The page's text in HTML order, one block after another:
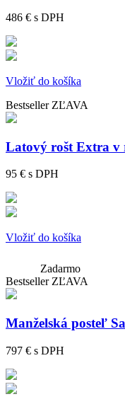
486 € s DPH
Vložiť do košíka
Bestseller ZĽAVA
Latový rošt Extra v
95 € s DPH
Vložiť do košíka
Zadarmo
Bestseller ZĽAVA
Manželská posteľ
797 € s DPH